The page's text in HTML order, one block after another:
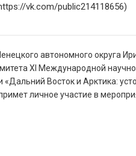
vk.com/public214118656)
автономного округа
XI Международной
Восток и Арктика:
личное участие в